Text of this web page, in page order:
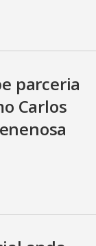
parceria
Carlos